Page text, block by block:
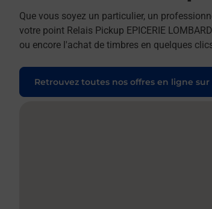
Que vous soyez un particulier, un
votre point Relais Pickup EPICERIE
ou encore l'achat de timbres en quelques
Retrouvez toutes nos offres en ligne